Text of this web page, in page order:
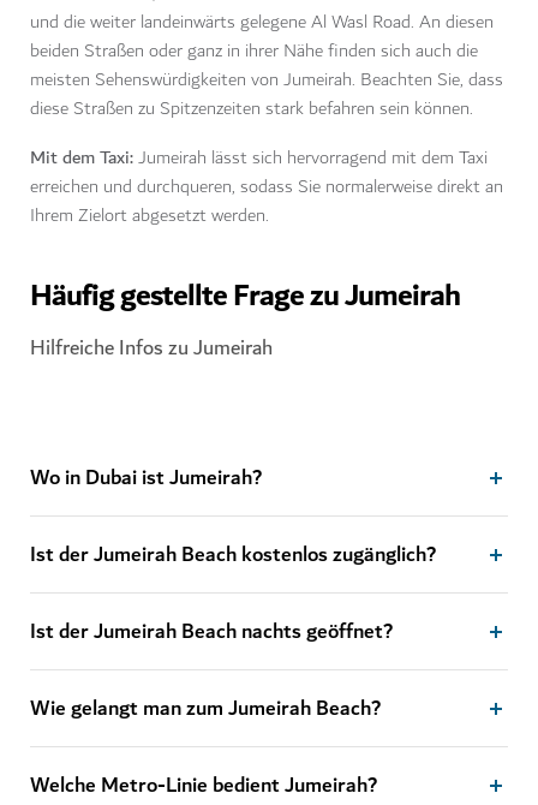
und die weiter landeinwärts gelegene Al Wasl Road. An diesen
beiden Straßen oder ganz in ihrer Nähe finden sich auch die
meisten Sehenswürdigkeiten von Jumeirah. Beachten Sie, dass
diese Straßen zu Spitzenzeiten stark befahren sein können.
Mit dem Taxi:Jumeirah lässt sich hervorragend mit dem Taxi
erreichen und durchqueren, sodass Sie normalerweise direkt an
Ihrem Zielort abgesetzt werden.
Häufig gestellte Frage zu Jumeirah
Hilfreiche Infos zu Jumeirah
Wo in Dubai ist Jumeirah?
Ist der Jumeirah Beach kostenlos zugänglich?
Ist der Jumeirah Beach nachts geöffnet?
Wie gelangt man zum Jumeirah Beach?
Welche Metro-Linie bedient Jumeirah?